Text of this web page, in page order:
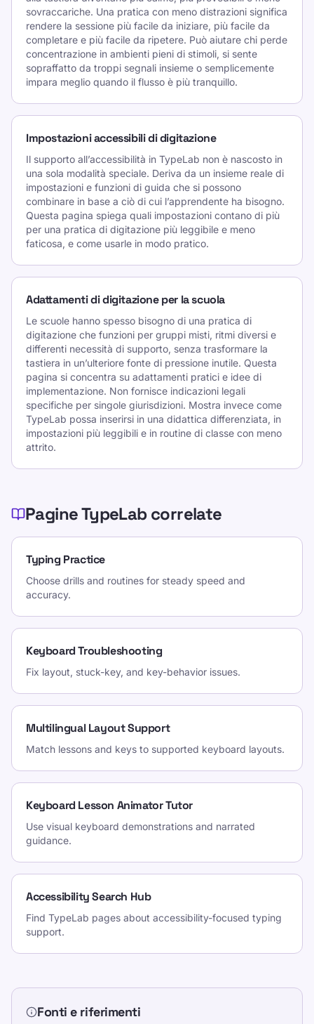
sovraccariche. Una pratica con meno distrazioni significa
rendere la sessione più facile da iniziare, più facile da
completare e più facile da ripetere. Può aiutare chi perde
concentrazione in ambienti pieni di stimoli, si sente
sopraffatto da troppi segnali insieme o semplicemente
impara meglio quando il flusso è più tranquillo.
Impostazioni accessibili di digitazione
Il supporto all’accessibilità in TypeLab non è nascosto in
una sola modalità speciale. Deriva da un insieme reale di
impostazioni e funzioni di guida che si possono
combinare in base a ciò di cui l’apprendente ha bisogno.
Questa pagina spiega quali impostazioni contano di più
per una pratica di digitazione più leggibile e meno
faticosa, e come usarle in modo pratico.
Adattamenti di digitazione per la scuola
Le scuole hanno spesso bisogno di una pratica di
digitazione che funzioni per gruppi misti, ritmi diversi e
differenti necessità di supporto, senza trasformare la
tastiera in un’ulteriore fonte di pressione inutile. Questa
pagina si concentra su adattamenti pratici e idee di
implementazione. Non fornisce indicazioni legali
specifiche per singole giurisdizioni. Mostra invece come
TypeLab possa inserirsi in una didattica differenziata, in
impostazioni più leggibili e in routine di classe con meno
attrito.
Pagine TypeLab correlate
Typing Practice
Choose drills and routines for steady speed and
accuracy.
Keyboard Troubleshooting
Fix layout, stuck-key, and key-behavior issues.
Multilingual Layout Support
Match lessons and keys to supported keyboard layouts.
Keyboard Lesson Animator Tutor
Use visual keyboard demonstrations and narrated
guidance.
Accessibility Search Hub
Find TypeLab pages about accessibility-focused typing
support.
Fonti e riferimenti